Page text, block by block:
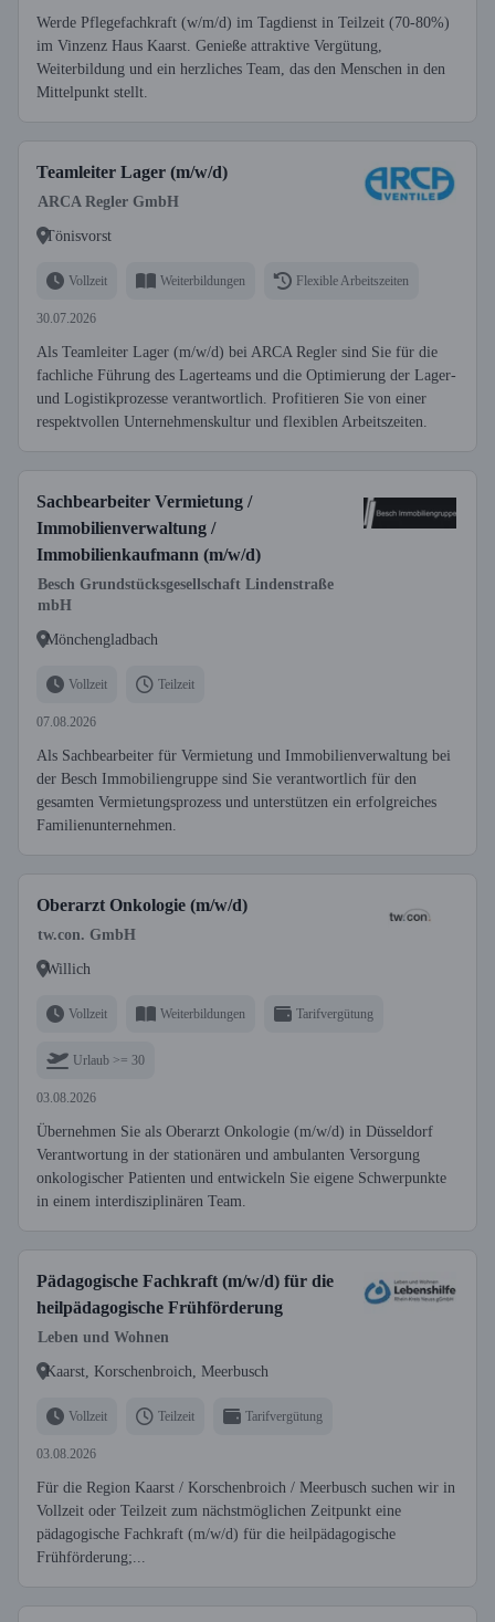
Werde Pflegefachkraft (w/m/d) im Tagdienst in Teilzeit (70-80%)
im Vinzenz Haus Kaarst. Genieße attraktive Vergütung,
Weiterbildung und ein herzliches Team, das den Menschen in den
Mittelpunkt stellt.
Teamleiter Lager (m/w/d)
ARCA Regler GmbH
Tönisvorst
Vollzeit Weiterbildungen Flexible Arbeitszeiten
30.07.2026
Als Teamleiter Lager (m/w/d) bei ARCA Regler sind Sie für die
fachliche Führung des Lagerteams und die Optimierung der Lager-
und Logistikprozesse verantwortlich. Profitieren Sie von einer
respektvollen Unternehmenskultur und flexiblen Arbeitszeiten.
Sachbearbeiter Vermietung /
Immobilienverwaltung /
Immobilienkaufmann (m/w/d)
Besch Grundstücksgesellschaft Lindenstraße
mbH
Mönchengladbach
Vollzeit Teilzeit
07.08.2026
Als Sachbearbeiter für Vermietung und Immobilienverwaltung bei
der Besch Immobiliengruppe sind Sie verantwortlich für den
gesamten Vermietungsprozess und unterstützen ein erfolgreiches
Familienunternehmen.
Oberarzt Onkologie (m/w/d)
tw.con. GmbH
Willich
Vollzeit Weiterbildungen Tarifvergütung
Urlaub >= 30
03.08.2026
Übernehmen Sie als Oberarzt Onkologie (m/w/d) in Düsseldorf
Verantwortung in der stationären und ambulanten Versorgung
onkologischer Patienten und entwickeln Sie eigene Schwerpunkte
in einem interdisziplinären Team.
Pädagogische Fachkraft (m/w/d) für die
heilpädagogische Frühförderung
Leben und Wohnen
Kaarst, Korschenbroich, Meerbusch
Vollzeit Teilzeit Tarifvergütung
03.08.2026
Für die Region Kaarst / Korschenbroich / Meerbusch suchen wir in
Vollzeit oder Teilzeit zum nächstmöglichen Zeitpunkt eine
pädagogische Fachkraft (m/w/d) für die heilpädagogische
Frühförderung;...